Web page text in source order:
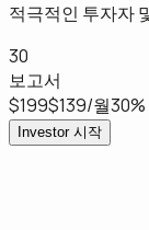
적극적인 투자자
30
보고서
$199$139/월
Investor 시작